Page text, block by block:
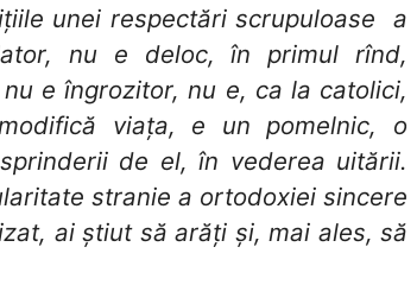
unei respectări scrupuloase a
nu e deloc, în primul rînd,
e îngrozitor, nu e, ca la catolici,
viața, e un pomelnic, o
de el, în vederea uitării.
stranie a ortodoxiei sincere
ai știut să arăți și, mai ales, să